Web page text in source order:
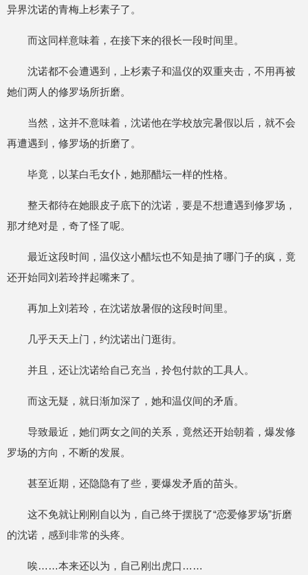
异界沈诺的青梅上杉素子了。
而这同样意味着，在接下来的很长一段时间里。
沈诺都不会遭遇到，上杉素子和温仪的双重夹击，不用再被
她们两人的修罗场所折磨。
当然，这并不意味着，沈诺他在学校放完暑假以后，就不会
再遭遇到，修罗场的折磨了。
毕竟，以某白毛女仆，她那醋坛一样的性格。
整天都待在她眼皮子底下的沈诺，要是不想遭遇到修罗场，
那才绝对是，奇了怪了呢。
最近这段时间，温仪这小醋坛也不知是抽了哪门子的疯，竟
还开始同刘若玲拌起嘴来了。
再加上刘若玲，在沈诺放暑假的这段时间里。
几乎天天上门，约沈诺出门逛街。
并且，还让沈诺给自己充当，拎包付款的工具人。
而这无疑，就日渐加深了，她和温仪间的矛盾。
导致最近，她们两女之间的关系，竟然还开始朝着，爆发修
罗场的方向，不断的发展。
甚至近期，还隐隐有了些，要爆发矛盾的苗头。
这不免就让刚刚自以为，自己终于摆脱了“恋爱修罗场”折磨
的沈诺，感到非常的头疼。
唉……本来还以为，自己刚出虎口……